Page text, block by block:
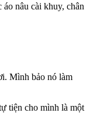
nâu cài khuy, chân
Mình bảo nó làm
tiện cho mình là một